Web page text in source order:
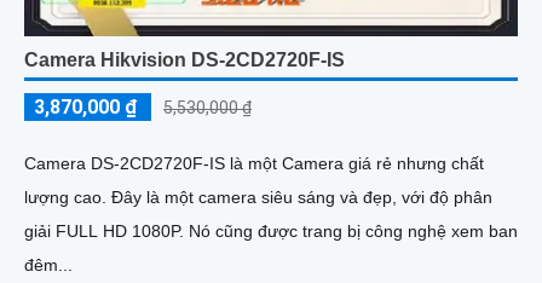
Camera Hikvision DS-2CD2720F-IS
3,870,000 ₫ 5,530,000 ₫
Camera DS-2CD2720F-IS là một Camera giá rẻ nhưng chất
lượng cao. Đây là một camera siêu sáng và đẹp, với độ phân
giải FULL HD 1080P. Nó cũng được trang bị công nghệ xem ban
đêm...